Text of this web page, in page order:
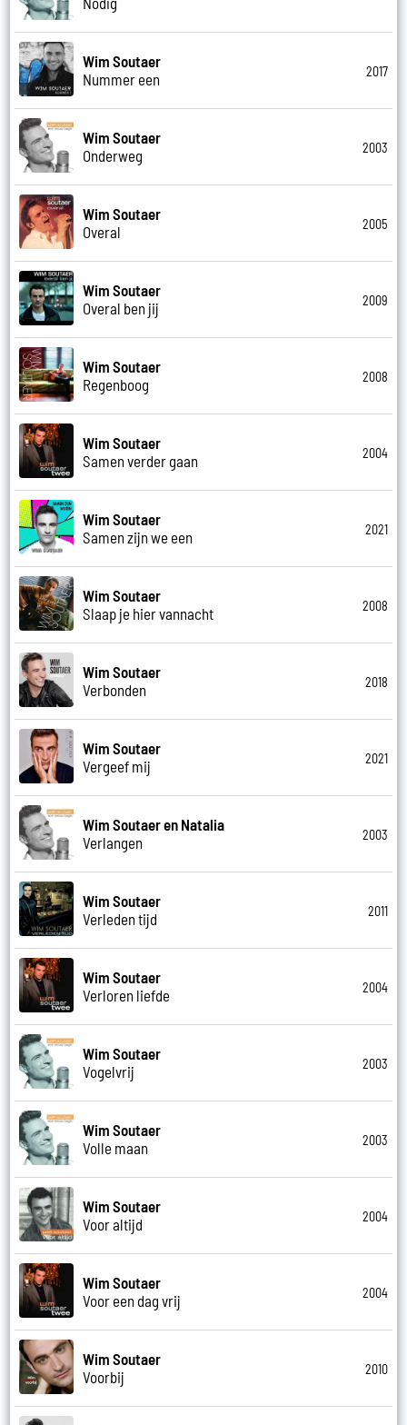
Wim Soutaer
Nummer een
2017
Wim Soutaer
Onderweg
2003
Wim Soutaer
Overal
2005
Wim Soutaer
Overal ben jij
2009
Wim Soutaer
Regenboog
2008
Wim Soutaer
Samen verder gaan
2004
Wim Soutaer
Samen zijn we een
2021
Wim Soutaer
Slaap je hier vannacht
2008
Wim Soutaer
Verbonden
2018
Wim Soutaer
Vergeef mij
2021
Wim Soutaer en Natalia
Verlangen
2003
Wim Soutaer
Verleden tijd
2011
Wim Soutaer
Verloren liefde
2004
Wim Soutaer
Vogelvrij
2003
Wim Soutaer
Volle maan
2003
Wim Soutaer
Voor altijd
2004
Wim Soutaer
Voor een dag vrij
2004
Wim Soutaer
Voorbij
2010